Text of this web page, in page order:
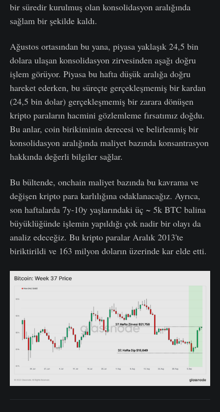
bir süredir kurulmuş olan konsolidasyon aralığında
sağlam bir şekilde kaldı.
Ağustos ortasından bu yana, piyasa yaklaşık 24,5 bin
dolara ulaşan konsolidasyon zirvesinden aşağı doğru
işlem görüyor. Piyasa bu hafta düşük aralığa doğru
hareket ederken, bu süreçte gerçekleşmemiş bir kardan
(24,5 bin dolar) gerçekleşmemiş bir zarara dönüşen
kripto paraların hacmini gözlemleme fırsatımız doğdu.
Bu anlar, coin birikiminin derecesi ve belirlenmiş bir
konsolidasyon aralığında maliyet bazında konsantrasyon
hakkında değerli bilgiler sağlar.
Bu bültende, onchain maliyet bazında bu kavrama ve
değişen kripto para karlılığına odaklanacağız. Ayrıca,
son haftalarda 7y-10y yaşlarındaki üç ~ 5k BTC balina
büyüklüğünde işlemin yapıldığı çok nadir bir olayı da
analiz edeceğiz. Bu kripto paralar Aralık 2013'te
biriktirildi ve 163 milyon doların üzerinde kar elde etti.